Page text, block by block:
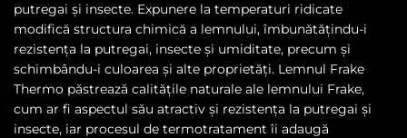
putregai și insecte. Expunere la temperaturi ridicate
modifică structura chimică a lemnului, îmbunătățindu-i
rezistența la putregai, insecte și umiditate, precum și
schimbându-i culoarea și alte proprietăți. Lemnul Frake
Thermo păstrează calitățile naturale ale lemnului Frake,
cum ar fi aspectul său atractiv și rezistența la putregai și
insecte, iar procesul de termotratament îi adaugă